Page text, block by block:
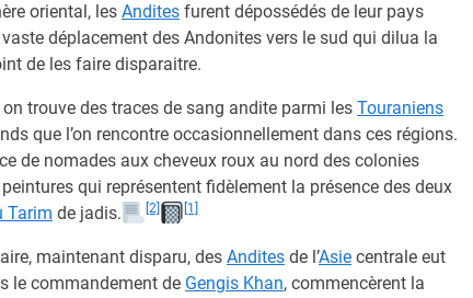
oriental, les Andites furent dépossédés de leur pays
déplacement des Andonites vers le sud qui dilua la
de les faire disparaitre.
on trouve des traces de sang andite parmi les Touraniens
que l’on rencontre occasionnellement dans ces régions.
de nomades aux cheveux roux au nord des colonies
qui représentent fidèlement la présence des deux
Tarim de jadis. [2] [1]
maintenant disparu, des Andites de l’Asie centrale eut
le commandement de Gengis Khan, commencèrent la